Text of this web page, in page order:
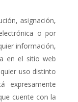
asignación,
o por
información,
en el sitio web
uso distinto
expresamente
cuente con la